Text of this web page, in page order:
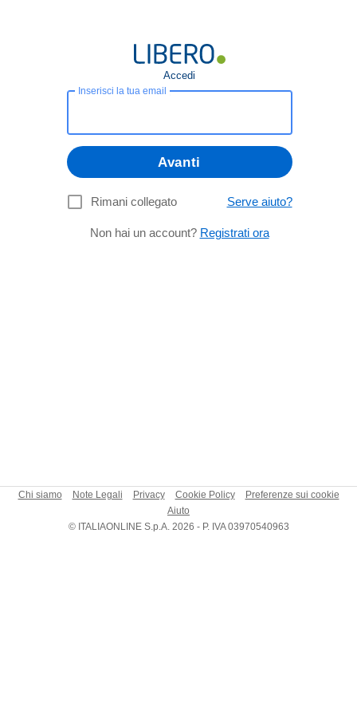
Accedi
Inserisci la tua email
Avanti
Rimani collegato Serve aiuto?
Non hai un account? Registrati ora
Chi siamo Note Legali Privacy Cookie Policy
Preferenze sui cookie
Aiuto
© ITALIAONLINE S.p.A. 2026 - P. IVA 03970540963